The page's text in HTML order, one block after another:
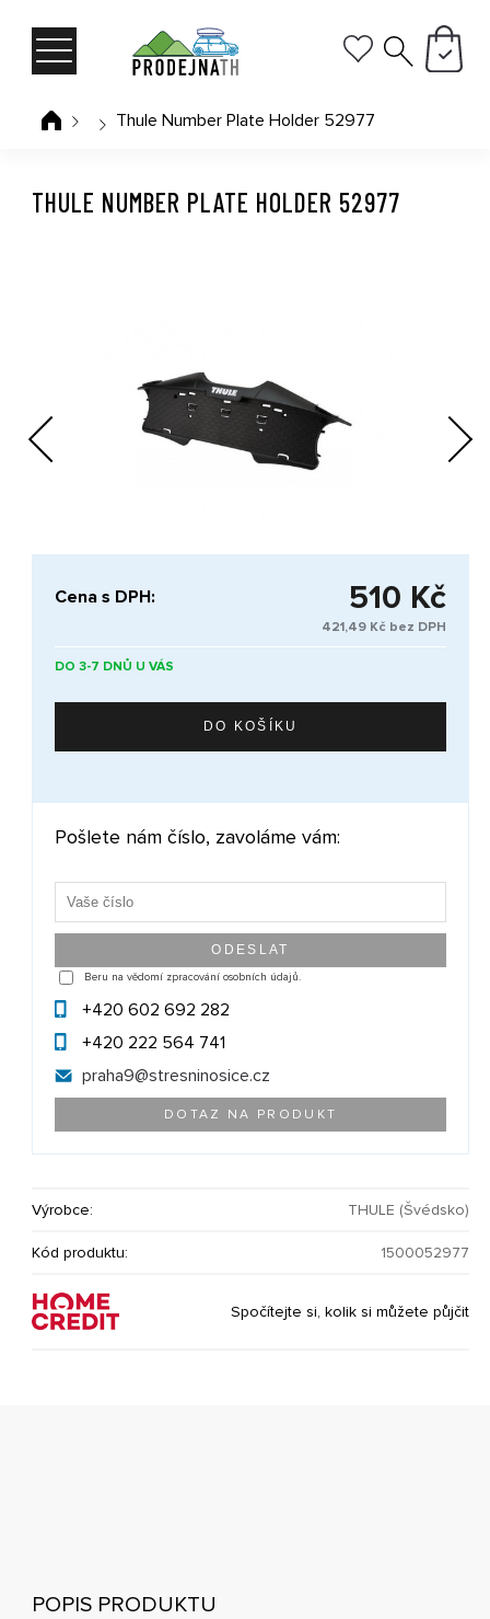
Thule Number Plate Holder 52977
Previous Next
THULE NUMBER PLATE HOLDER 52977
Cena s DPH: 510 Kč
421,49 Kč bez DPH
DO 3-7 DNŮ U VÁS
Pošlete nám číslo, zavoláme vám:
Beru na vědomí zpracování osobních údajů.
+420 602 692 282
+420 222 564 741
praha9@stresninosice.cz
DOTAZ NA PRODUKT
Výrobce: THULE (Švédsko)
Kód produktu: 1500052977
Spočítejte si, kolik si můžete půjčit
POPIS PRODUKTU